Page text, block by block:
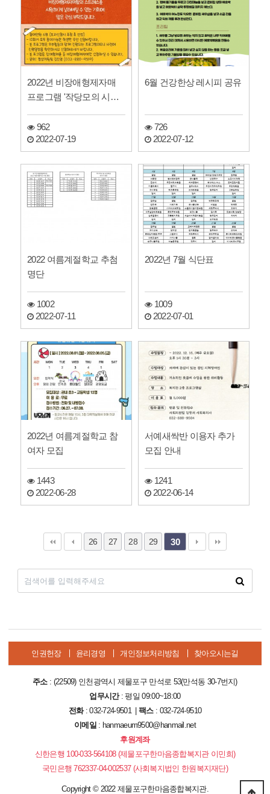
2022년 비장애형제자매
프로그램 '작당모의 시즌2'
962
2022-07-19
6월 건강한상 레시피 공유
726
2022-07-12
2022 여름계절학교 추첨
명단
1002
2022-07-11
2022년 7월 식단표
1009
2022-07-01
2022년 여름계절학교 참
여자 모집
1443
2022-06-28
서예새싹반 이용자 추가
모집 안내
1241
2022-06-14
26 27 28 29 30
인권헌장 윤리경영 개인정보처리방침 찾아오시는길
주소: (22509) 인천광역시 제물포구 만석로 53(만석동 30-7번지)
업무시간: 평일 09:00~18:00
전화: 032-724-9501 |팩스: 032-724-9510
이메일: hanmaeum9500@hanmail.net
후원계좌
신한은행 100-033-564108 (제물포구한마음종합복지관 이민희)
국민은행 762337-04-002537 (사회복지법인 한원복지재단)
Copyright ©2022 제물포구한마음종합복지관.